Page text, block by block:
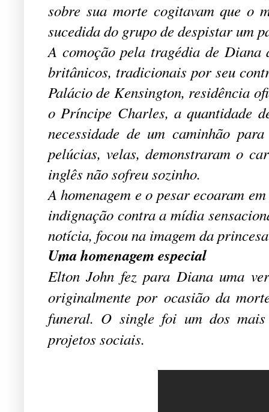
sobre sua morte cogitavam que o
sucedida do grupo de despistar um
A comoção pela tragédia de Diana
britânicos, tradicionais por seu
Palácio de Kensington, residência
o Príncipe Charles, a quantidade
necessidade de um caminhão
pelúcias, velas, demonstraram o
inglês não sofreu sozinho.
A homenagem e o pesar ecoaram
indignação contra a mídia
notícia, focou na imagem da
Uma homenagem especial
Elton John fez para Diana uma
originalmente por ocasião da
funeral. O single foi um dos
projetos sociais.